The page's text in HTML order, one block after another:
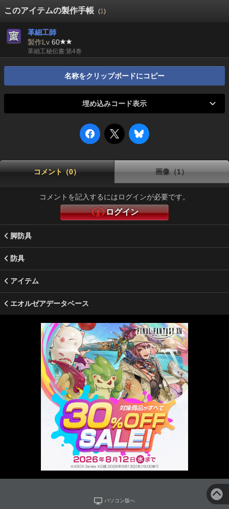
このアイテムの製作手帳 (1)
革細工師
製作Lv 60
革細工秘伝書:第4巻
名称をクリップボードにコピー
埋め込みコード表示
コメント（0） 画像（1）
コメントを記入するにはログインが必要です。
ログイン
脚防具
防具
アイテム
エオルゼアデータベース
パソコン版へ